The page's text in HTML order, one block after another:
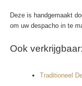
Deze is handgemaakt
om uw despacho in te
Ook verkrijgbaar:
Traditioneel